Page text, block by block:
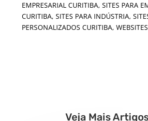
EMPRESARIAL CURITIBA, SITES PARA
CURITIBA, SITES PARA INDÚSTRIA,
PERSONALIZADOS CURITIBA,
Veja Mais